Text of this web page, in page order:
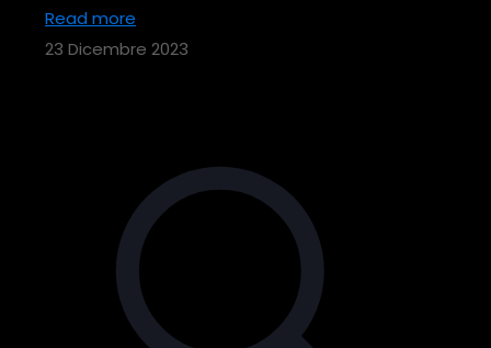
Read more
23 Dicembre 2023